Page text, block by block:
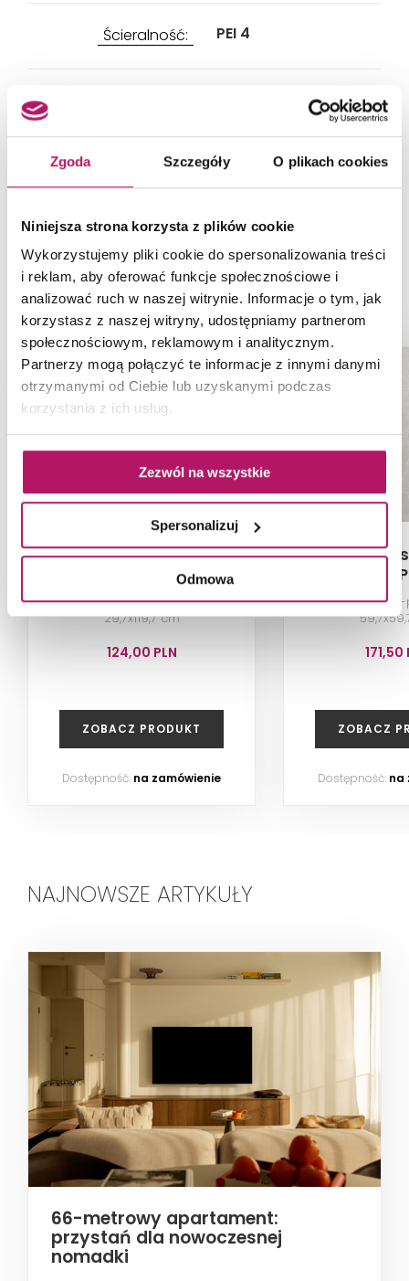
Zgoda Szczegóły O plikach cookies
Niniejsza strona korzysta z plików cookie
Wykorzystujemy pliki cookie do spersonalizowania treści
i reklam, aby oferować funkcje społecznościowe i
analizować ruch w naszej witrynie. Informacje o tym, jak
korzystasz z naszej witryny, udostępniamy partnerom
społecznościowym, reklamowym i analitycznym.
Partnerzy mogą połączyć te informacje z innymi danymi
otrzymanymi od Ciebie lub uzyskanymi podczas
korzystania z ich usług.
Zezwól na wszystkie
Spersonalizuj
Odmowa
Ścieralność: PEI 4
Mrozoodporność: Tak
PRODUKTY Z KOLEKCJI
Cerrad Masterstone
White MAT
Płytka ścienno-podłogowa,
29,7x119,7 cm
124,00 PLN
ZOBACZ PRODUKT
Dostępność: na zamówienie
Cerrad
White
Płytka
171,50
ZOBACZ
Dostępność: na
NAJNOWSZE ARTYKUŁY
66-metrowy apartament:
przystań dla nowoczesnej
nomadki